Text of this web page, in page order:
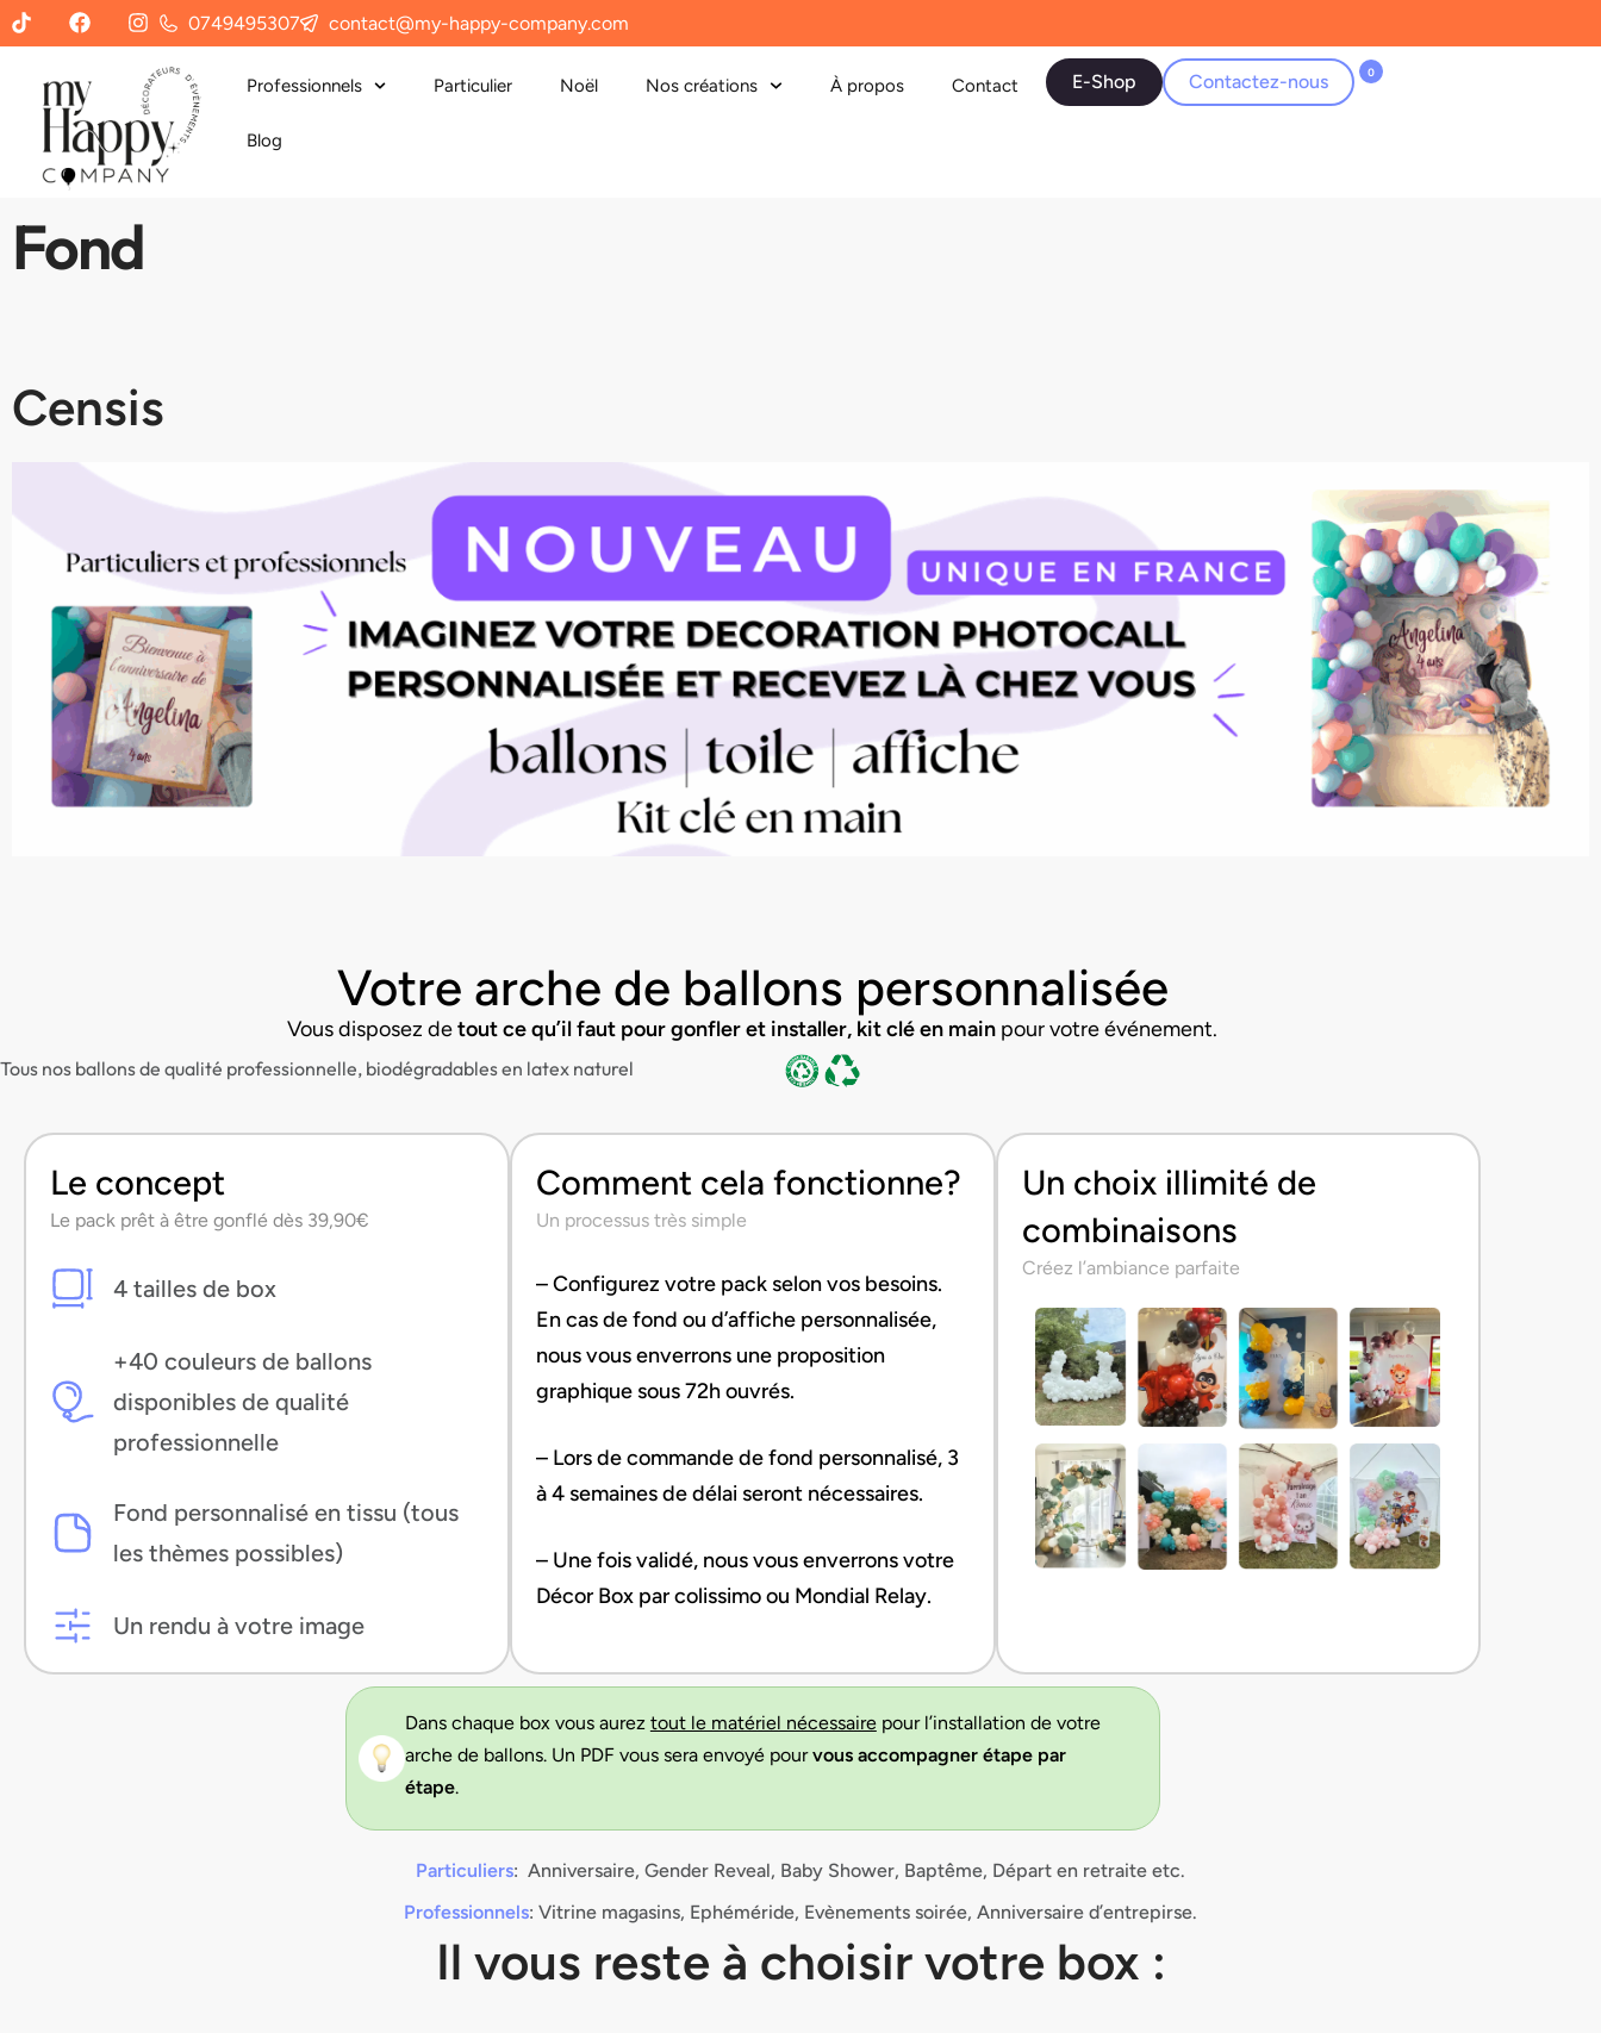
0749495307 contact@my-happy-company.com
Professionnels Particulier Noël Nos créations À propos Contact
Blog
E-Shop Contactez-nous 0
Fond
Censis
Votre arche de ballons personnalisée
Vous disposez detout ce qu’il faut pour gonfler et installer, kit clé en main pour votre événement.
Tous nos ballons de qualité professionnelle, biodégradables en latex naturel
Le concept
Le pack prêt à être gonflé dès 39,90€
4 tailles de box
+40 couleurs de ballons
disponibles de qualité
professionnelle
Fond personnalisé en tissu (tous
les thèmes possibles)
Un rendu à votre image
Comment cela fonctionne?
Un processus très simple
– Configurez votre pack selon vos besoins.
En cas de fond ou d’affiche personnalisée,
nous vous enverrons une proposition
graphique sous 72h ouvrés.
– Lors de commande de fond personnalisé, 3
à 4 semaines de délai seront nécessaires.
– Une fois validé, nous vous enverrons votre
Décor Box par colissimo ou Mondial Relay.
Un choix illimité de
combinaisons
Créez l’ambiance parfaite
Dans chaque box vous aurez tout le matériel nécessairepour l’installation de votre
arche de ballons. Un PDF vous sera envoyé pourvous accompagner étape par
étape.
Particuliers: Anniversaire, Gender Reveal, Baby Shower, Baptême, Départ en retraite etc.
Professionnels: Vitrine magasins, Ephéméride, Evènements soirée, Anniversaire d’entrepirse.
Il vous reste à choisir votre box :